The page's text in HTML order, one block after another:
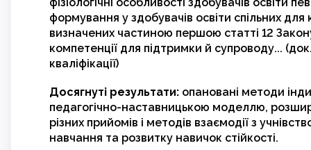
формування у здобувачів освіти спільних
визначених частиною першою статті 12
компетенції для підтримки й супроводу...
кваліфікації)
Досягнуті результати: опановані методи
педагогічно-наставницькою моделлю,
різних прийомів і методів взаємодії з
навчання та розвитку навичок стійкості.